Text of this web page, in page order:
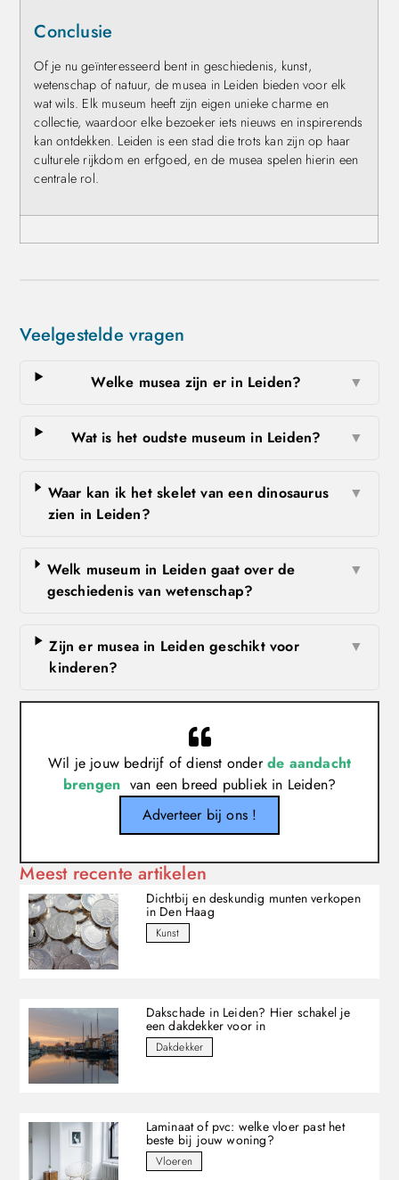
Conclusie
Of je nu geïnteresseerd bent in geschiedenis, kunst,
wetenschap of natuur, de musea in Leiden bieden voor elk
wat wils. Elk museum heeft zijn eigen unieke charme en
collectie, waardoor elke bezoeker iets nieuws en inspirerends
kan ontdekken. Leiden is een stad die trots kan zijn op haar
culturele rijkdom en erfgoed, en de musea spelen hierin een
centrale rol.
Veelgestelde vragen
Welke musea zijn er in Leiden? ▼
Wat is het oudste museum in Leiden? ▼
Waar kan ik het skelet van een dinosaurus
zien in Leiden?
▼
Welk museum in Leiden gaat over de
geschiedenis van wetenschap?
▼
Zijn er musea in Leiden geschikt voor
kinderen?
▼
Wil je jouw bedrijf of dienst onderde aandacht
brengen van een breed publiek in Leiden?
Adverteer bij ons !
Meest recente artikelen
Dichtbij en deskundig munten verkopen
in Den Haag
Kunst
Dakschade in Leiden? Hier schakel je
een dakdekker voor in
Dakdekker
Laminaat of pvc: welke vloer past het
beste bij jouw woning?
Vloeren